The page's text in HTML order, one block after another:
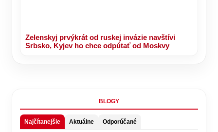
Zelenskyj prvýkrát od ruskej invázie navštívi
Srbsko, Kyjev ho chce odpútať od Moskvy
BLOGY
Najčítanejšie Aktuálne Odporúčané